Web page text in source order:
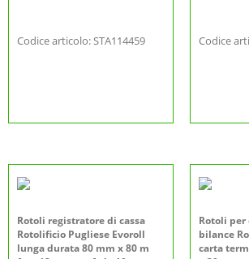
Codice articolo: STA114459 Codice
Rotoli registratore di cassa
Rotolificio Pugliese Evoroll
lunga durata 80 mm x 80 m
Rotoli
bilance
carta